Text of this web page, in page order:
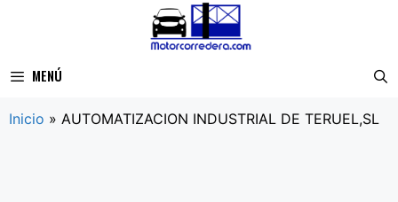
MENÚ
Inicio » AUTOMATIZACION INDUSTRIAL DE TERUEL,SL